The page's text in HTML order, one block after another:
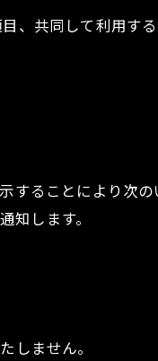
、共同して利用す
することにより次
します。
しません。